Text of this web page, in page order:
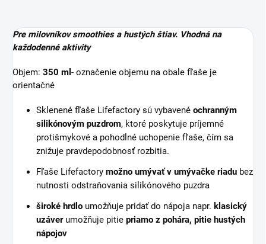
Pre milovníkov smoothies a hustých štiav. Vhodná na
každodenné aktivity
Objem: 350 ml - označenie objemu na obale fľaše je
orientačné
Sklenené fľaše Lifefactory sú vybavené ochranným
silikónovým puzdrom, ktoré poskytuje príjemné
protišmykové a pohodlné uchopenie fľaše, čím sa
znižuje pravdepodobnosť rozbitia.
Fľaše Lifefactory možno umývať v umývačke riadu bez
nutnosti odstraňovania silikónového puzdra
široké hrdlo umožňuje pridať do nápoja napr. klasický
uzáverumožňuje pitie priamo z pohára, pitie hustých
nápojov